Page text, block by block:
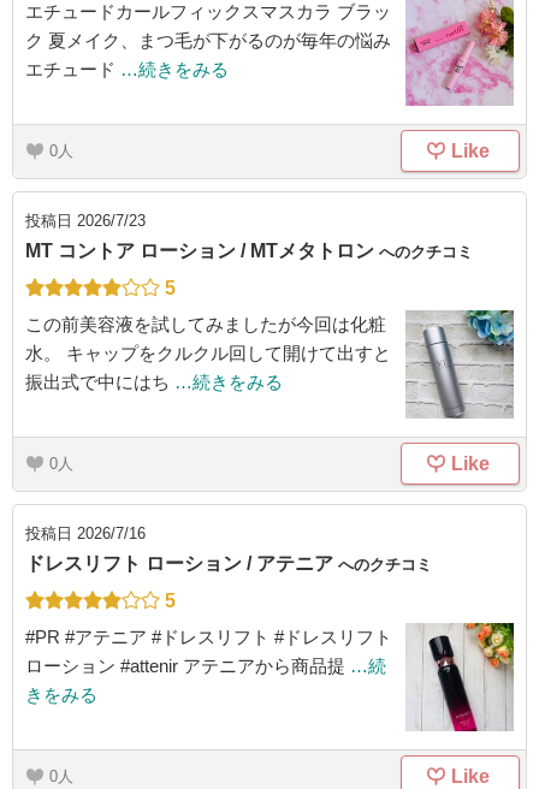
エチュードカールフィックスマスカラ ブラッ
ク 夏メイク、まつ毛が下がるのが毎年の悩み
エチュード …続きをみる
0 Like
投稿日 2026/7/23
MT コントア ローション / MTメタトロン へのクチコミ
5
この前美容液を試してみましたが今回は化粧
水。 キャップをクルクル回して開けて出すと
振出式で中にはち …続きをみる
0 Like
投稿日 2026/7/16
ドレスリフト ローション / アテニア へのクチコミ
5
#PR #アテニア #ドレスリフト #ドレスリフト
ローション #attenir アテニアから商品提 …続
きをみる
0 Like